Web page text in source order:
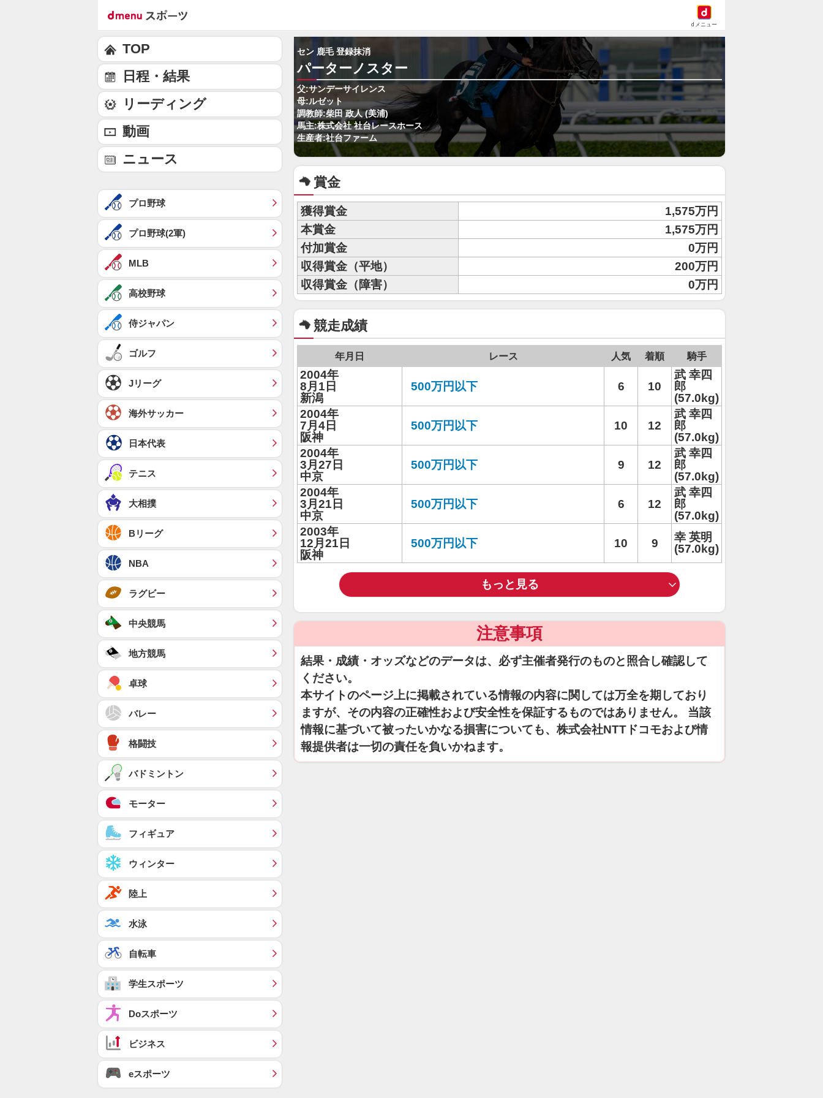
dメニュー
セン 鹿毛 登録抹消
パーターノスター
父:サンデーサイレンス
母:ルゼット
調教師:柴田 政人 (美浦)
馬主:株式会社 社台レースホース
生産者:社台ファーム
賞金
獲得賞金
1,575万円
本賞金
1,575万円
付加賞金
0万円
収得賞金（平地）
200万円
収得賞金（障害）
0万円
競走成績
年月日 レース 人気 着順 騎手
2004年
8月1日
新潟
500万円以下 6 10
武 幸四
郎
(57.0kg)
2004年
7月4日
阪神
500万円以下 10 12
武 幸四
郎
(57.0kg)
2004年
3月27日
中京
500万円以下 9 12
武 幸四
郎
(57.0kg)
2004年
3月21日
中京
500万円以下 6 12
武 幸四
郎
(57.0kg)
2003年
12月21日
阪神
500万円以下 10 9
幸 英明
(57.0kg)
もっと見る
注意事項
結果・成績・オッズなどのデータは、必ず主催者発行のものと照合し確認して
ください。
本サイトのページ上に掲載されている情報の内容に関しては万全を期しており
ますが、その内容の正確性および安全性を保証するものではありません。 当該
情報に基づいて被ったいかなる損害についても、株式会社NTTドコモおよび情
報提供者は一切の責任を負いかねます。
TOP
日程・結果
リーディング
動画
ニュース
プロ野球
プロ野球(2軍)
MLB
高校野球
侍ジャパン
ゴルフ
Jリーグ
海外サッカー
日本代表
テニス
大相撲
Bリーグ
NBA
ラグビー
中央競馬
地方競馬
卓球
バレー
格闘技
バドミントン
モーター
フィギュア
ウィンター
陸上
水泳
自転車
学生スポーツ
Doスポーツ
ビジネス
eスポーツ